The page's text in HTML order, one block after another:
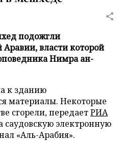
подожгли
Аравии, власти которой
Нимра ан-
к зданию
материалы. Некоторые
сгорели, передаетРИА
саудовскую электронную
«Аль-Арабия».